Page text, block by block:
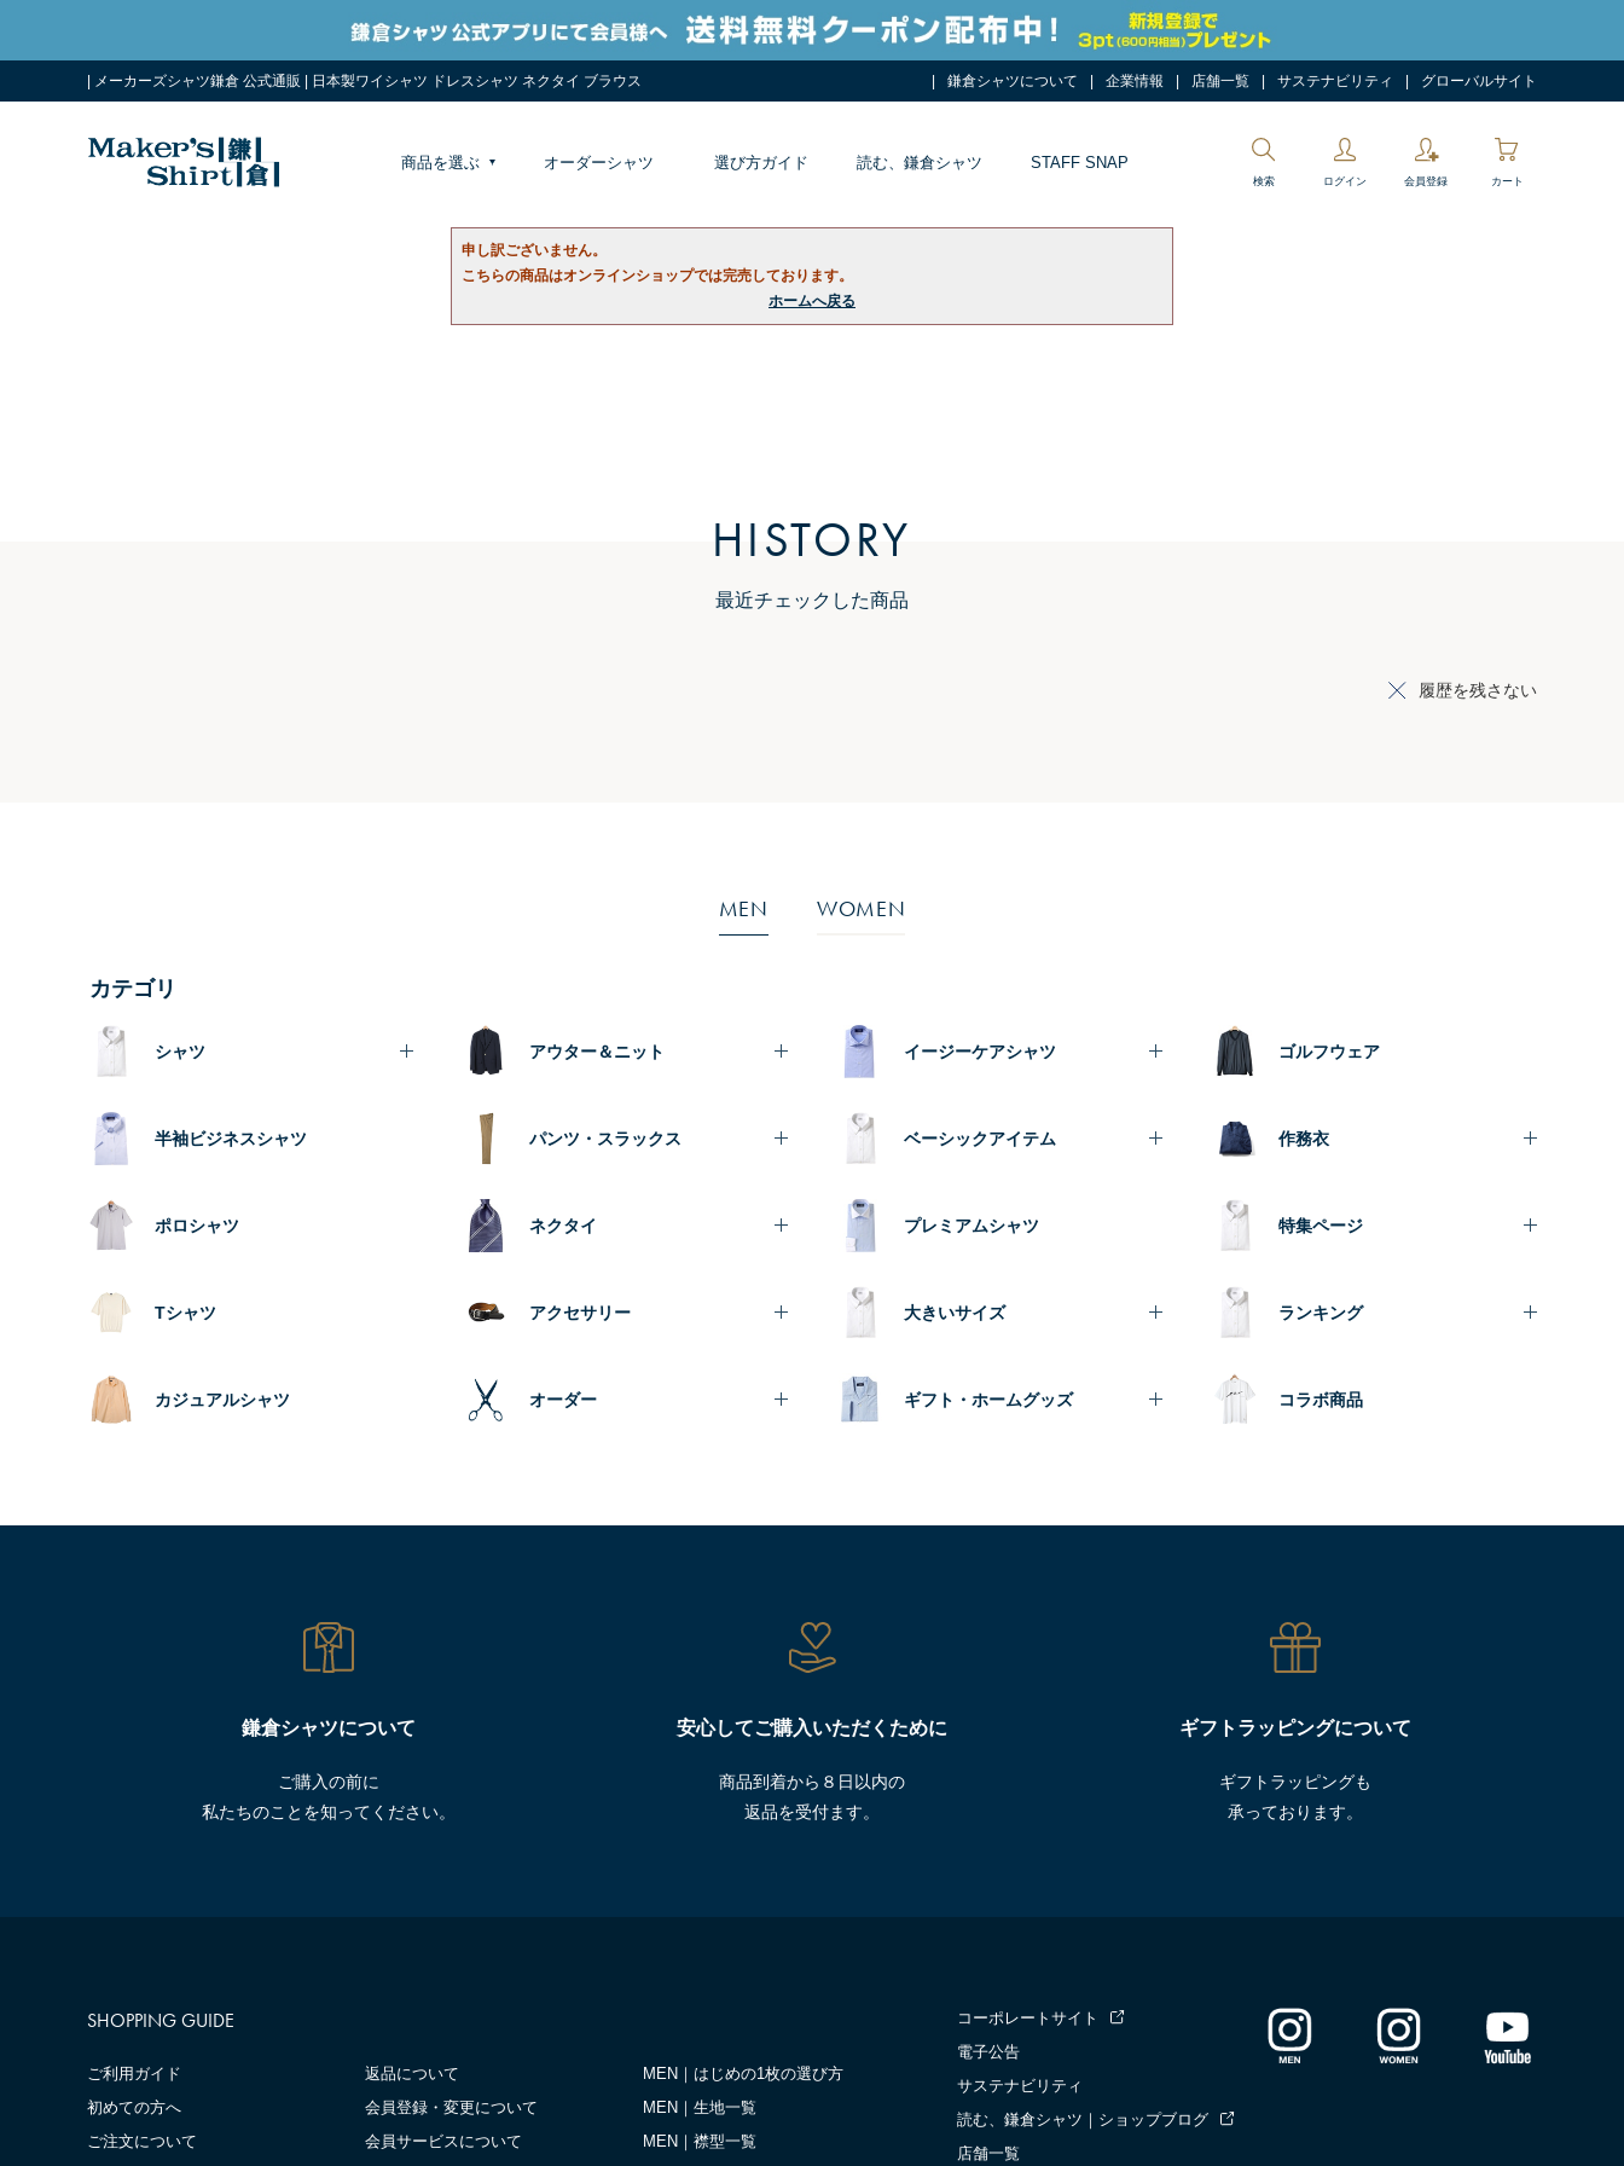
| メーカーズシャツ鎌倉 公式通販 | 日本製ワイシャツ ドレスシャツ ネクタイ ブラウス 鎌倉シャツについて 企業情報 店舗一覧 サステナビリティ グローバルサイト
商品を選ぶ オーダーシャツ 選び方ガイド 読む、鎌倉シャツ STAFF SNAP
検索 ログイン 会員登録 カート
申し訳ございません。
こちらの商品はオンラインショップでは完売しております。
ホームへ戻る
HISTORY
最近チェックした商品
履歴を残さない
MEN WOMEN
カテゴリ
シャツ
半袖ビジネスシャツ
ポロシャツ
Tシャツ
カジュアルシャツ
アウター＆ニット
パンツ・スラックス
ネクタイ
アクセサリー
オーダー
イージーケアシャツ
ベーシックアイテム
プレミアムシャツ
大きいサイズ
ギフト・ホームグッズ
ゴルフウェア
作務衣
特集ページ
ランキング
コラボ商品
鎌倉シャツについて
ご購入の前に
私たちのことを知ってください。
安心してご購入いただくために
商品到着から８日以内の
返品を受付ます。
ギフトラッピングについて
ギフトラッピングも
承っております。
SHOPPING GUIDE
ご利用ガイド
初めての方へ
ご注文について
返品について
会員登録・変更について
会員サービスについて
MEN｜はじめの1枚の選び方
MEN｜生地一覧
MEN｜襟型一覧
コーポレートサイト
電子公告
サステナビリティ
読む、鎌倉シャツ｜ショップブログ
店舗一覧